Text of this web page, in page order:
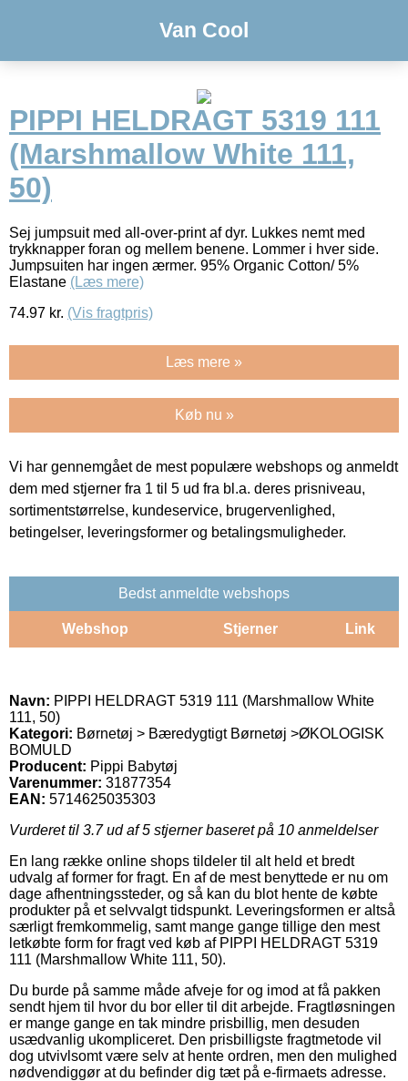
Van Cool
PIPPI HELDRAGT 5319 111
(Marshmallow White 111,
50)
Sej jumpsuit med all-over-print af dyr. Lukkes nemt med
trykknapper foran og mellem benene. Lommer i hver side.
Jumpsuiten har ingen ærmer. 95% Organic Cotton/ 5%
Elastane (Læs mere)
74.97 kr. (Vis fragtpris)
Læs mere »
Køb nu »
Vi har gennemgået de mest populære webshops og anmeldt
dem med stjerner fra 1 til 5 ud fra bl.a. deres prisniveau,
sortimentstørrelse, kundeservice, brugervenlighed,
betingelser, leveringsformer og betalingsmuligheder.
Bedst anmeldte webshops
Webshop Stjerner Link
Navn: PIPPI HELDRAGT 5319 111 (Marshmallow White
111, 50)
Kategori: Børnetøj > Bæredygtigt Børnetøj >ØKOLOGISK
BOMULD
Producent: Pippi Babytøj
Varenummer: 31877354
EAN: 5714625035303
Vurderet til 3.7ud af 5 stjerner baseret på 10 anmeldelser
En lang række online shops tildeler til alt held et bredt
udvalg af former for fragt. En af de mest benyttede er nu om
dage afhentningssteder, og så kan du blot hente de købte
produkter på et selvvalgt tidspunkt. Leveringsformen er altså
særligt fremkommelig, samt mange gange tillige den mest
letkøbte form for fragt ved køb af PIPPI HELDRAGT 5319
111 (Marshmallow White 111, 50).
Du burde på samme måde afveje for og imod at få pakken
sendt hjem til hvor du bor eller til dit arbejde. Fragtløsningen
er mange gange en tak mindre prisbillig, men desuden
usædvanlig ukompliceret. Den prisbilligste fragtmetode vil
dog utvivlsomt være selv at hente ordren, men den mulighed
nødvendiggør at du befinder dig tæt på e-firmaets adresse.